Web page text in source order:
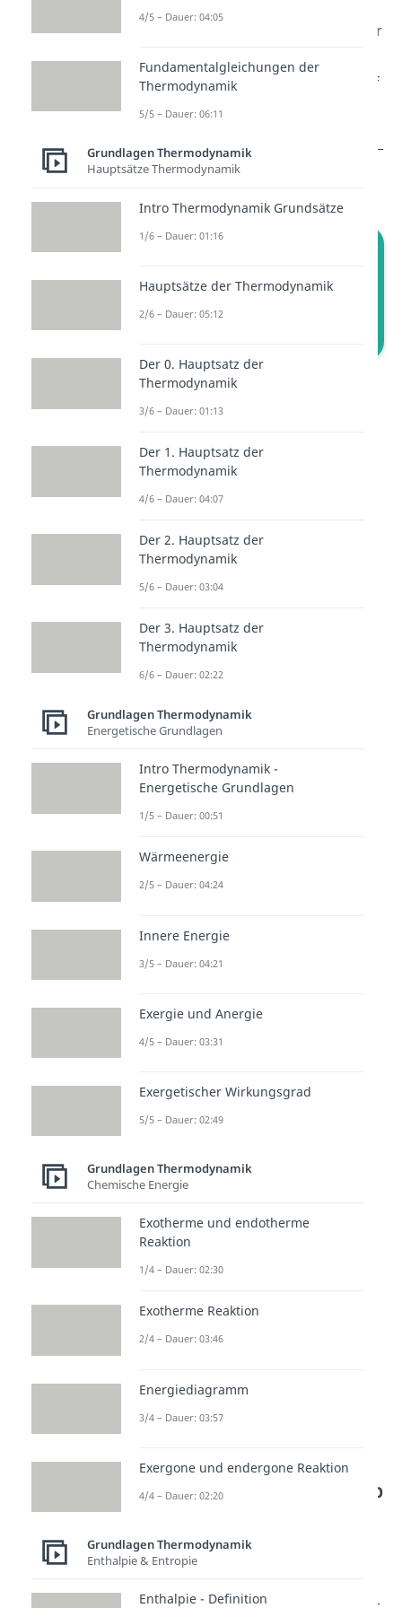
abkühlen auf Standardtemperatur
lassen und 3. Produkte wieder auf
Eintrittstemperatur erwärmen
Drei Schritte im Reaktor
erhalten wir die thermischen
Anteile. Die Reaktion ist unser
chemischer Anteil. Dieser kann
geschrieben werden als:
Reaktionsenthalpie. Diese kann
entweder bei der Reaktion
um die Reaktion zu starten. Wenn
wir jetzt unter
Standardbedingungen in den
Reaktor eintreten, müssen wir die
thermischen Anteile nicht
„h e“ durch das Abkühlen „h e
null“ entspricht und „h p“ durch
beiden Terme lassen sich also
streichen und wir erhalten:
Ist die Reaktionsenthalpie also
Wärmestrom vor. Er verlässt
unser System und unsere
Andersherum haben wir bei einer
einen eintretenden Wärmestrom
Standardbildungsenthalp
Jetzt können wir uns unter
4/5 – Dauer: 04:05
Fundamentalgleichungen der
Thermodynamik
5/5 – Dauer: 06:11
Grundlagen Thermodynamik
Hauptsätze Thermodynamik
Intro Thermodynamik Grundsätze
1/6 – Dauer: 01:16
Hauptsätze der Thermodynamik
2/6 – Dauer: 05:12
Der 0. Hauptsatz der
Thermodynamik
3/6 – Dauer: 01:13
Der 1. Hauptsatz der
Thermodynamik
4/6 – Dauer: 04:07
Der 2. Hauptsatz der
Thermodynamik
5/6 – Dauer: 03:04
Der 3. Hauptsatz der
Thermodynamik
6/6 – Dauer: 02:22
Grundlagen Thermodynamik
Energetische Grundlagen
Intro Thermodynamik -
Energetische Grundlagen
1/5 – Dauer: 00:51
Wärmeenergie
2/5 – Dauer: 04:24
Innere Energie
3/5 – Dauer: 04:21
Exergie und Anergie
4/5 – Dauer: 03:31
Exergetischer Wirkungsgrad
5/5 – Dauer: 02:49
Grundlagen Thermodynamik
Chemische Energie
Exotherme und endotherme
Reaktion
1/4 – Dauer: 02:30
Exotherme Reaktion
2/4 – Dauer: 03:46
Energiediagramm
3/4 – Dauer: 03:57
Exergone und endergone Reaktion
4/4 – Dauer: 02:20
Grundlagen Thermodynamik
Enthalpie & Entropie
Enthalpie - Definition